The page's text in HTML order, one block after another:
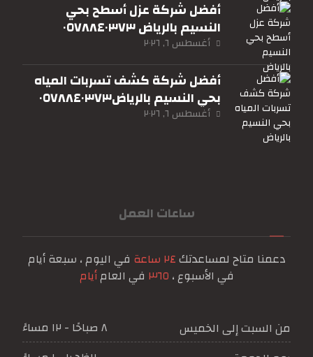
أفضل شركة عزل أسطح بحي
النسيم بالرياض ٠٥٧٨٨٤٠٣٧٣
أغسطس ٦, ٢٠٢٦
أفضل شركة كشف تسربات المياه
بحي النسيم بالرياض٠٥٧٨٨٤٠٣٧٣
أغسطس ٦, ٢٠٢٦
ساعات العمل
دعمنا متاح لمساعدتك٢٤ ساعة
في اليوم ، سبعة أيام
في الأسبوع ، ٣٦٥ في العامأيام
من السبت إلى الخميس
٨ صباحًا - ١٢ مساءً